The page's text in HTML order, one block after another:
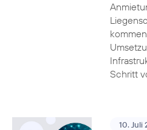
Schritt
10. Juli